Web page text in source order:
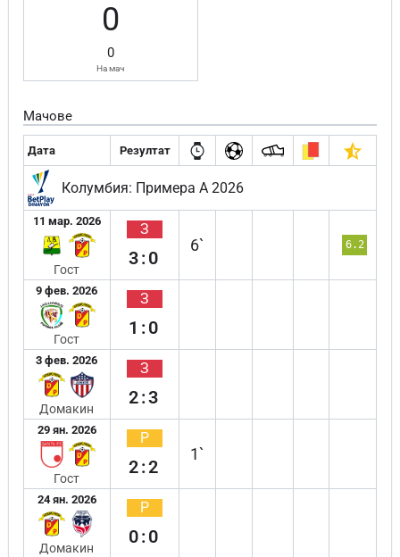
0
0
На мач
Мачове
Дата Резултат
Колумбия: Примера А 2026
11 мар. 2026
Гост
З
3:0
6` 6.2
9 фев. 2026
Гост
З
1:0
3 фев. 2026
Домакин
З
2:3
29 ян. 2026
Гост
Р
2:2
1`
24 ян. 2026
Домакин
Р
0:0